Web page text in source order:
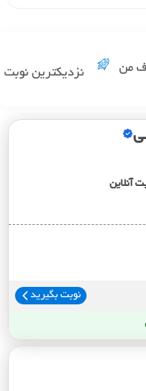
من نزدیکترین نوبت
آنلاین
نوبت بگیرید